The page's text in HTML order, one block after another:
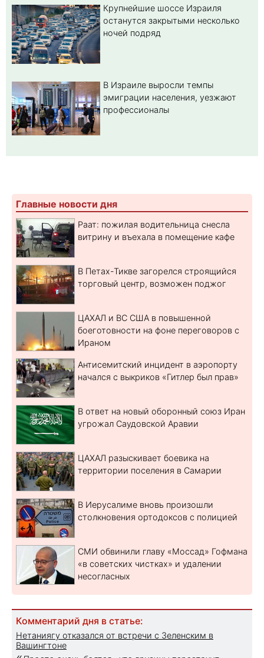
Крупнейшие шоссе Израиля
останутся закрытыми несколько
ночей подряд
В Израиле выросли темпы
эмиграции населения, уезжают
профессионалы
Главные новости дня
Раат: пожилая водительница снесла
витрину и въехала в помещение кафе
В Петах-Тикве загорелся строящийся
торговый центр, возможен поджог
ЦАХАЛ и ВС США в повышенной
боеготовности на фоне переговоров с
Ираном
Антисемитский инцидент в аэропорту
начался с выкриков «Гитлер был прав»
В ответ на новый оборонный союз Иран
угрожал Саудовской Аравии
ЦАХАЛ разыскивает боевика на
территории поселения в Самарии
В Иерусалиме вновь произошли
столкновения ортодоксов с полицией
СМИ обвинили главу «Моссад» Гофмана
«в советских чистках» и удалении
несогласных
Комментарий дня в статье:
Нетаниягу отказался от встречи с Зеленским в
Вашингтоне